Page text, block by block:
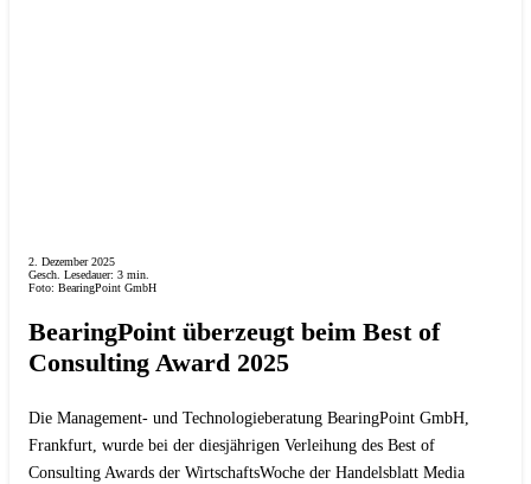
2. Dezember 2025
Gesch. Lesedauer: 3 min.
Foto: BearingPoint GmbH
BearingPoint überzeugt beim Best of
Consulting Award 2025
Die Management- und Technologieberatung BearingPoint GmbH,
Frankfurt, wurde bei der diesjährigen Verleihung des Best of
Consulting Awards der WirtschaftsWoche der Handelsblatt Media